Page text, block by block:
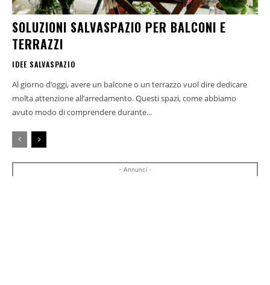
SOLUZIONI SALVASPAZIO PER BALCONI E
TERRAZZI
IDEE SALVASPAZIO
Al giorno d’oggi, avere un balcone o un terrazzo vuol dire dedicare
molta attenzione all’arredamento. Questi spazi, come abbiamo
avuto modo di comprendere durante...
- Annunci -